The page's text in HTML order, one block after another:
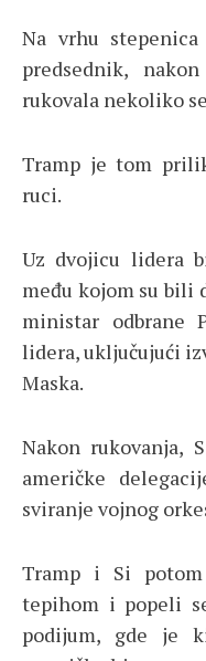
Na vrhu
predsednik,
rukovala nekoliko
Tramp je tom
ruci.
Uz dvojicu lidera
među kojom su bili
ministar odbrane
lidera, uključujući
Maska.
Nakon rukovanja,
američke
sviranje vojnog
Tramp i Si
tepihom i popeli
podijum, gde je